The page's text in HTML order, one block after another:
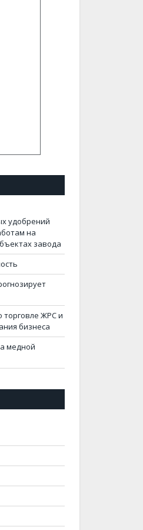
удобрений
на
завода
торговле ЖРС и
бизнеса
медной